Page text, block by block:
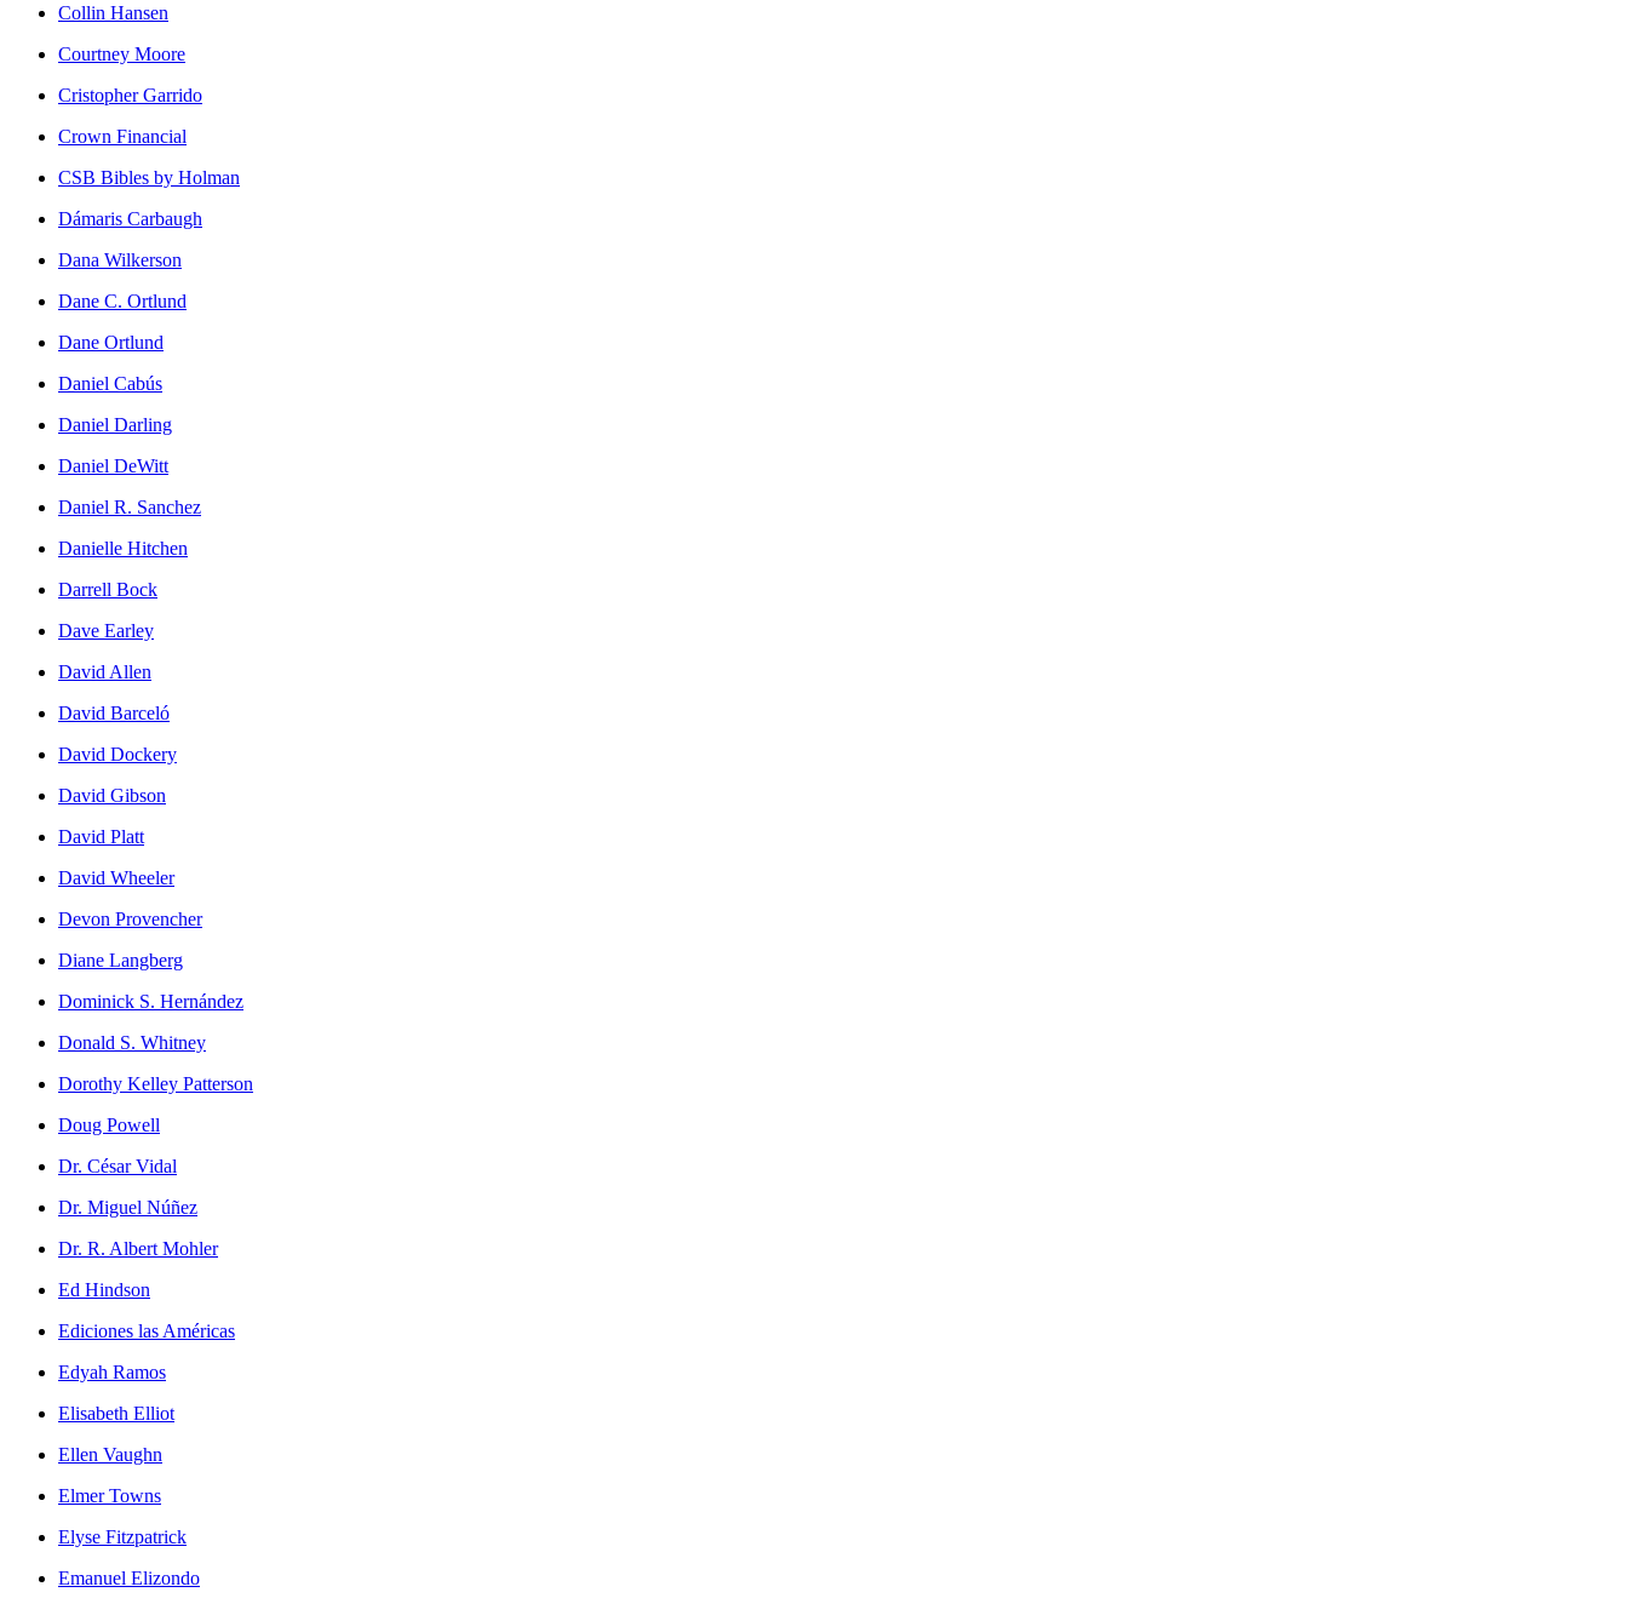
Collin Hansen
Courtney Moore
Cristopher Garrido
Crown Financial
CSB Bibles by Holman
Dámaris Carbaugh
Dana Wilkerson
Dane C. Ortlund
Dane Ortlund
Daniel Cabús
Daniel Darling
Daniel DeWitt
Daniel R. Sanchez
Danielle Hitchen
Darrell Bock
Dave Earley
David Allen
David Barceló
David Dockery
David Gibson
David Platt
David Wheeler
Devon Provencher
Diane Langberg
Dominick S. Hernández
Donald S. Whitney
Dorothy Kelley Patterson
Doug Powell
Dr. César Vidal
Dr. Miguel Núñez
Dr. R. Albert Mohler
Ed Hindson
Ediciones las Américas
Edyah Ramos
Elisabeth Elliot
Ellen Vaughn
Elmer Towns
Elyse Fitzpatrick
Emanuel Elizondo